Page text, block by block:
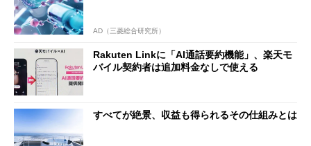
AD（三菱総合研究所）
Rakuten Linkに「AI通話要約機能」、楽天モ
バイル契約者は追加料金なしで使える
すべてが絶景、収益も得られるその仕組みとは